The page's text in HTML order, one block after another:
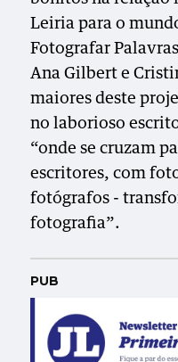
Leiria para o
Fotografar
Ana Gilbert e
maiores deste
no laborioso
“onde se cruzam
escritores, com
fotógrafos -
fotografia”.
PUB